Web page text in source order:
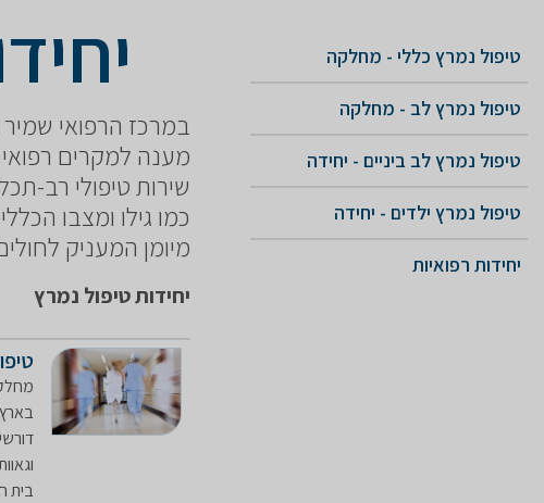
טיפול נמרץ כללי - מחלקה
טיפול נמרץ לב - מחלקה
טיפול נמרץ לב ביניים - יחידה
טיפול נמרץ ילדים - יחידה
יחידות רפואיות
מענה למקרים
שירות טיפולי רב-
כמו גילו ומצבו
מיומן המעניק
יחידות טיפול נמרץ
בית